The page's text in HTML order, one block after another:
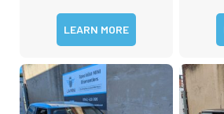
LEARN MORE